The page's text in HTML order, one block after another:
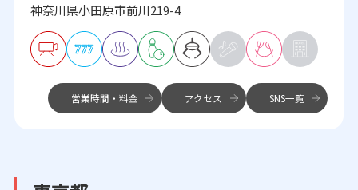
神奈川県小田原市前川219-4
営業時間・料金 アクセス SNS一覧